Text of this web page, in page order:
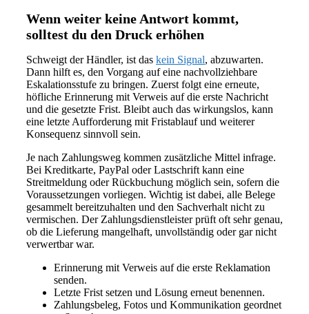
Wenn weiter keine Antwort kommt,
solltest du den Druck erhöhen
Schweigt der Händler, ist das kein Signal, abzuwarten.
Dann hilft es, den Vorgang auf eine nachvollziehbare
Eskalationsstufe zu bringen. Zuerst folgt eine erneute,
höfliche Erinnerung mit Verweis auf die erste Nachricht
und die gesetzte Frist. Bleibt auch das wirkungslos, kann
eine letzte Aufforderung mit Fristablauf und weiterer
Konsequenz sinnvoll sein.
Je nach Zahlungsweg kommen zusätzliche Mittel infrage.
Bei Kreditkarte, PayPal oder Lastschrift kann eine
Streitmeldung oder Rückbuchung möglich sein, sofern die
Voraussetzungen vorliegen. Wichtig ist dabei, alle Belege
gesammelt bereitzuhalten und den Sachverhalt nicht zu
vermischen. Der Zahlungsdienstleister prüft oft sehr genau,
ob die Lieferung mangelhaft, unvollständig oder gar nicht
verwertbar war.
Erinnerung mit Verweis auf die erste Reklamation
senden.
Letzte Frist setzen und Lösung erneut benennen.
Zahlungsbeleg, Fotos und Kommunikation geordnet